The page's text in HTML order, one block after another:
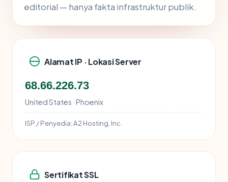
editorial — hanya fakta infrastruktur publik.
Alamat IP · Lokasi Server
68.66.226.73
United States · Phoenix
ISP / Penyedia:A2 Hosting, Inc.
Sertifikat SSL